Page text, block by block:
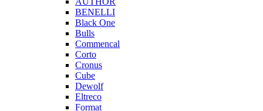
BENELLI
Black One
Bulls
Commencal
Corto
Cronus
Cube
Dewolf
Eltreco
Format